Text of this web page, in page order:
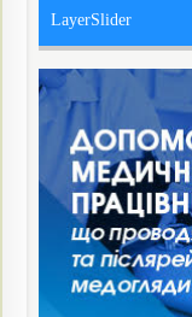
LayerSlider